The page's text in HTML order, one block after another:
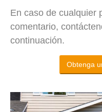
En caso de cualquier
comentario,
continuación.
Obtenga